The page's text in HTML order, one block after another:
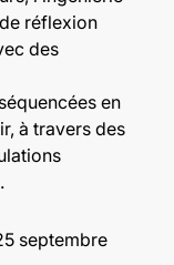
réflexion
des
en
à travers des
septembre